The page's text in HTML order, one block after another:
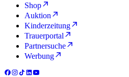
Shop
Auktion
Kinderzeitung
Trauerportal
Partnersuche
Werbung